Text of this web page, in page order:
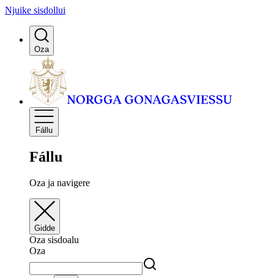
Njuike sisdollui
Oza
Fállu
Fállu
Oza ja navigere
Gidde
Oza sisdoalu
Oza